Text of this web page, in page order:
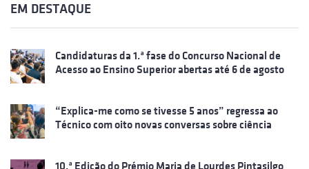
EM DESTAQUE
Candidaturas da 1.ª fase do Concurso Nacional de
Acesso ao Ensino Superior abertas até 6 de agosto
“Explica-me como se tivesse 5 anos” regressa ao
Técnico com oito novas conversas sobre ciência
10.ª Edição do Prémio Maria de Lourdes Pintasilgo